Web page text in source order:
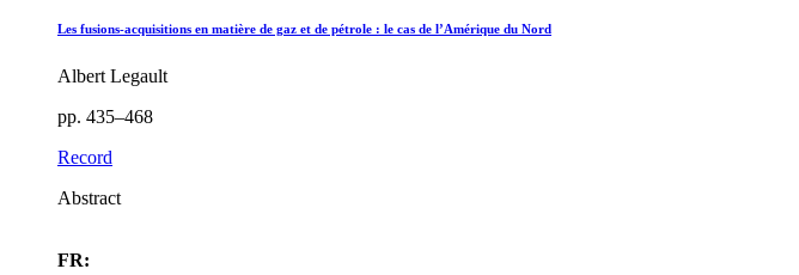
Les fusions-acquisitions en matière de gaz et de pétrole : le cas de l’Amérique du Nord
Albert Legault
pp. 435–468
Record
Abstract
FR: